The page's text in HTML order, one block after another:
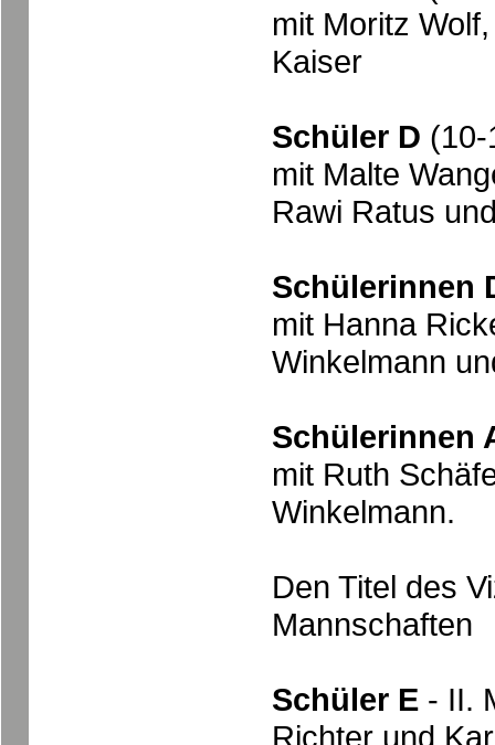
mit Moritz
Kaiser
Schüler D (10-
mit Malte
Rawi Ratus
Schülerinnen
mit Hanna
Winkelmann
Schülerinnen
mit Ruth
Winkelmann.
Den Titel des
Mannschaften
Schüler E - II.
Richter und